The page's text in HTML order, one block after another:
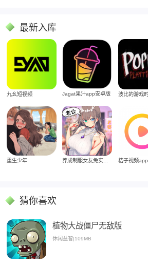
最新入库
九幺短视频 Jagat果汁app安卓版
重生少年 桔子视频app
猜你喜欢
植物大战僵尸无敌版
休闲益智 109MB